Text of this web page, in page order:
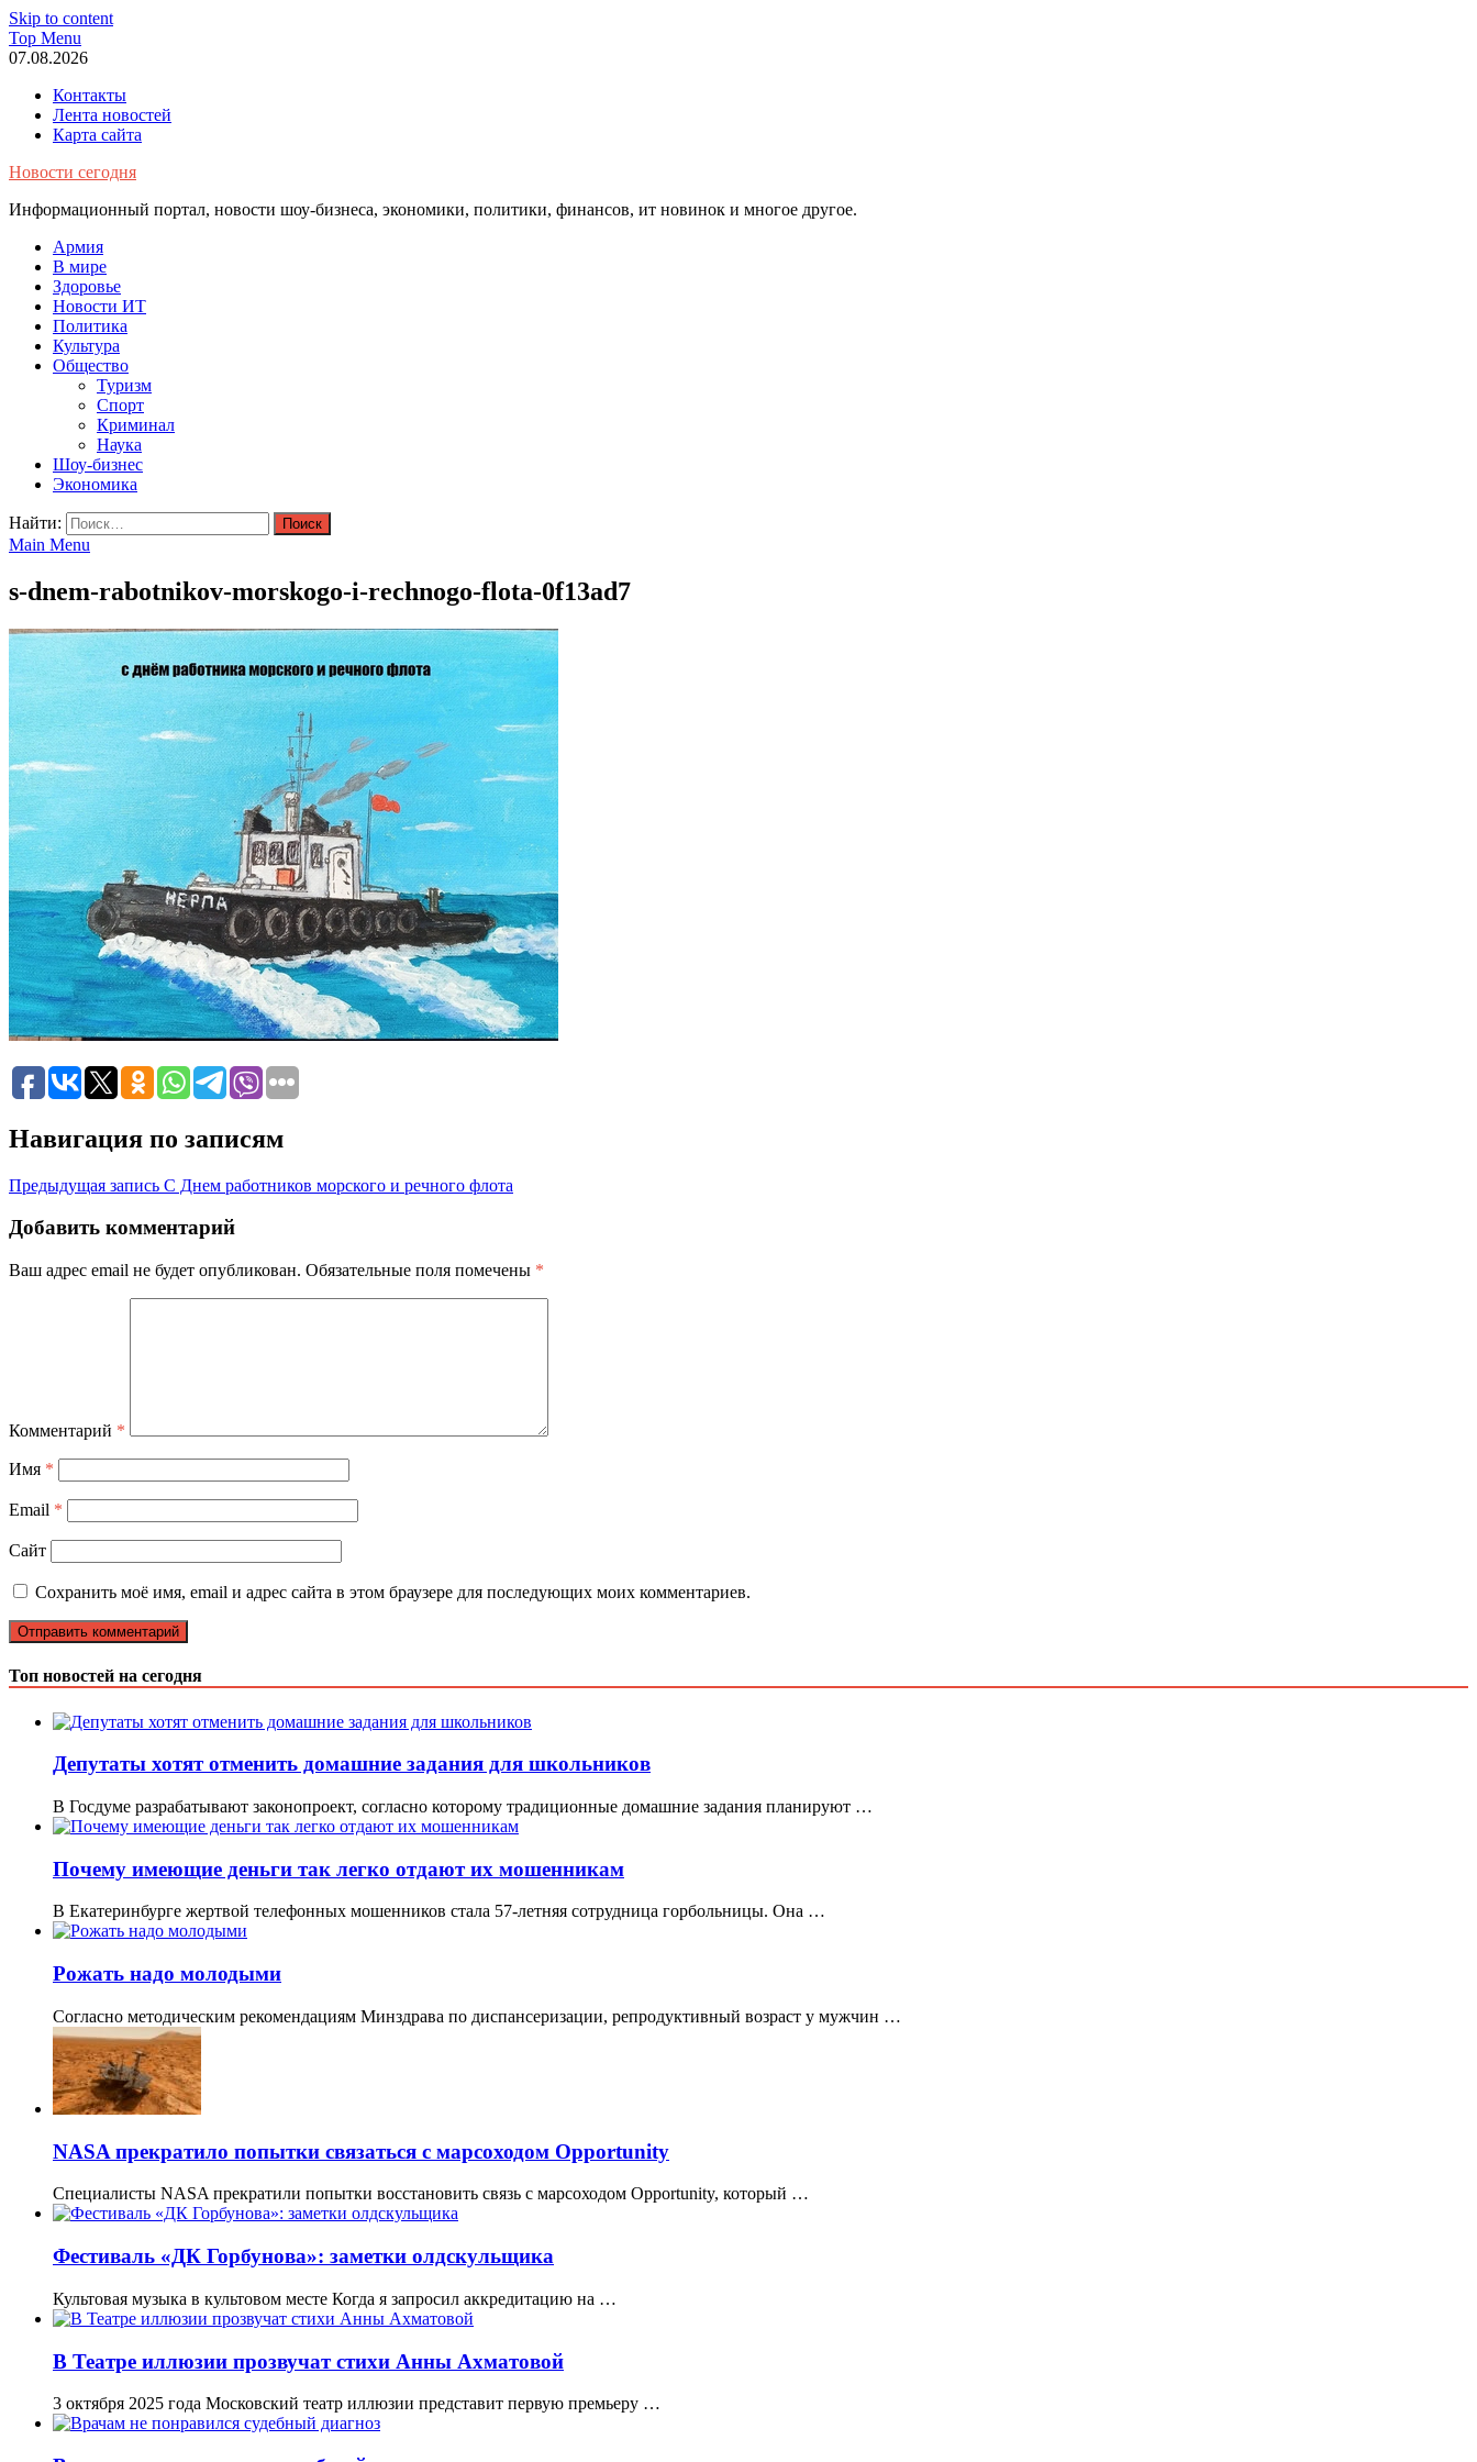
Skip to content
Top Menu
07.08.2026
Контакты
Лента новостей
Карта сайта
Новости сегодня
Информационный портал, новости шоу-бизнеса, экономики, политики, финансов, ит новинок и многое другое.
Армия
В мире
Здоровье
Новости ИТ
Политика
Культура
Общество
Туризм
Спорт
Криминал
Наука
Шоу-бизнес
Экономика
Найти:
Main Menu
s-dnem-rabotnikov-morskogo-i-rechnogo-flota-0f13ad7
Навигация по записям
Предыдущая запись С Днем работников морского и речного флота
Добавить комментарий
Ваш адрес email не будет опубликован. Обязательные поля помечены *
Комментарий *
Имя *
Email *
Сайт
Сохранить моё имя, email и адрес сайта в этом браузере для последующих моих комментариев.
Топ новостей на сегодня
Депутаты хотят отменить домашние задания для школьников
В Госдуме разрабатывают законопроект, согласно которому традиционные домашние задания планируют …
Почему имеющие деньги так легко отдают их мошенникам
В Екатеринбурге жертвой телефонных мошенников стала 57-летняя сотрудница горбольницы. Она …
Рожать надо молодыми
Согласно методическим рекомендациям Минздрава по диспансеризации, репродуктивный возраст у мужчин …
NASA прекратило попытки связаться с марсоходом Opportunity
Специалисты NASA прекратили попытки восстановить связь с марсоходом Opportunity, который …
Фестиваль «ДК Горбунова»: заметки олдскульщика
Культовая музыка в культовом месте Когда я запросил аккредитацию на …
В Театре иллюзии прозвучат стихи Анны Ахматовой
3 октября 2025 года Московский театр иллюзии представит первую премьеру …